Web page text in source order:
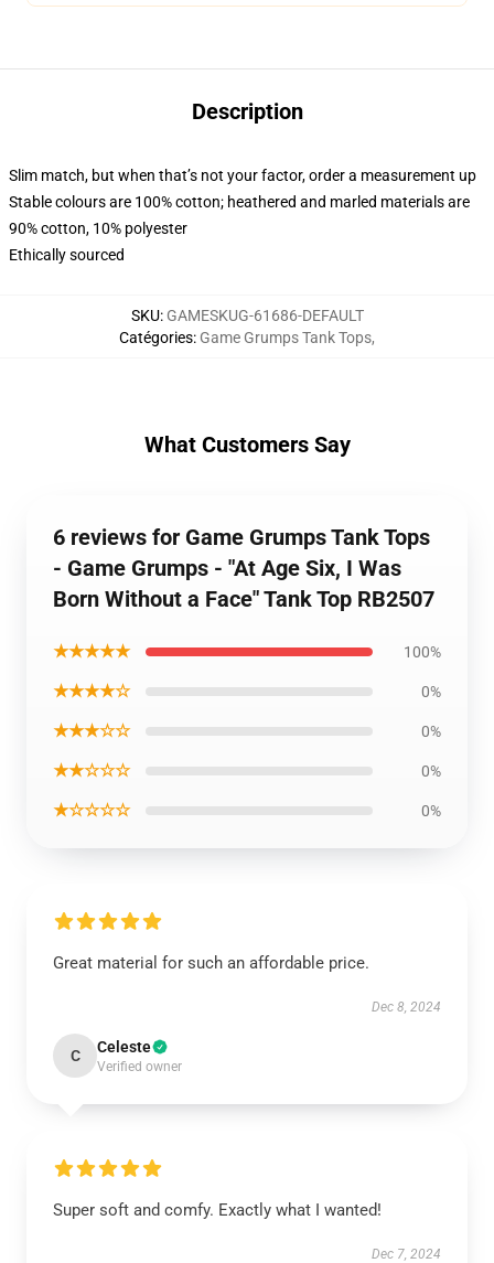
Description
Slim match, but when that’s not your factor, order a measurement up
Stable colours are 100% cotton; heathered and marled materials are
90% cotton, 10% polyester
Ethically sourced
SKU: GAMESKUG-61686-DEFAULT
Catégories: Game Grumps Tank Tops,
What Customers Say
6 reviews for Game Grumps Tank Tops
- Game Grumps - "At Age Six, I Was
Born Without a Face" Tank Top RB2507
★★★★★ 100%
★★★★☆ 0%
★★★☆☆ 0%
★★☆☆☆ 0%
★☆☆☆☆ 0%
Great material for such an affordable price.
Dec 8, 2024
C Celeste
Verified owner
Super soft and comfy. Exactly what I wanted!
Dec 7, 2024